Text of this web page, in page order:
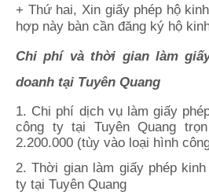
+ Thứ hai, Xin giấy phép hộ
hợp này bàn cần đăng ký hộ
Chi phí và thời gianlàm
doanh tại Tuyên Quang
1. Chi phí dịch vụ làm giấy
công ty tại Tuyên Quang
2.200.000 (tùy vào loại hình
2. Thời gian làm giấy phép
ty tại Tuyên Quang